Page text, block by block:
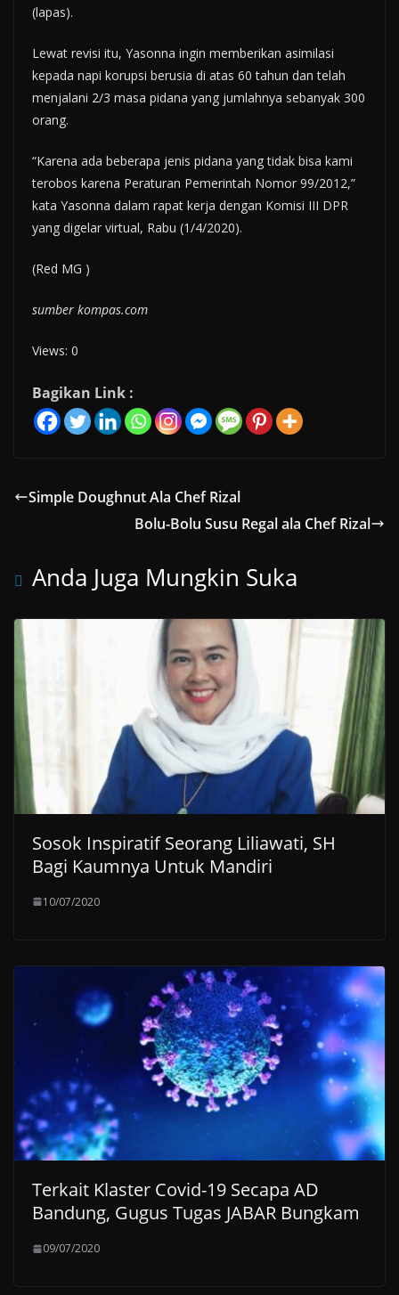
(lapas).
Lewat revisi itu, Yasonna ingin memberikan asimilasi
kepada napi korupsi berusia di atas 60 tahun dan telah
menjalani 2/3 masa pidana yang jumlahnya sebanyak 300
orang.
“Karena ada beberapa jenis pidana yang tidak bisa kami
terobos karena Peraturan Pemerintah Nomor 99/2012,”
kata Yasonna dalam rapat kerja dengan Komisi III DPR
yang digelar virtual, Rabu (1/4/2020).
(Red MG )
sumber kompas.com
Views: 0
Bagikan Link :
Simple Doughnut Ala Chef Rizal
Bolu-Bolu Susu Regal ala Chef Rizal
Anda Juga Mungkin Suka
Sosok Inspiratif Seorang Liliawati, SH
Bagi Kaumnya Untuk Mandiri
10/07/2020
Terkait Klaster Covid-19 Secapa AD
Bandung, Gugus Tugas JABAR Bungkam
09/07/2020